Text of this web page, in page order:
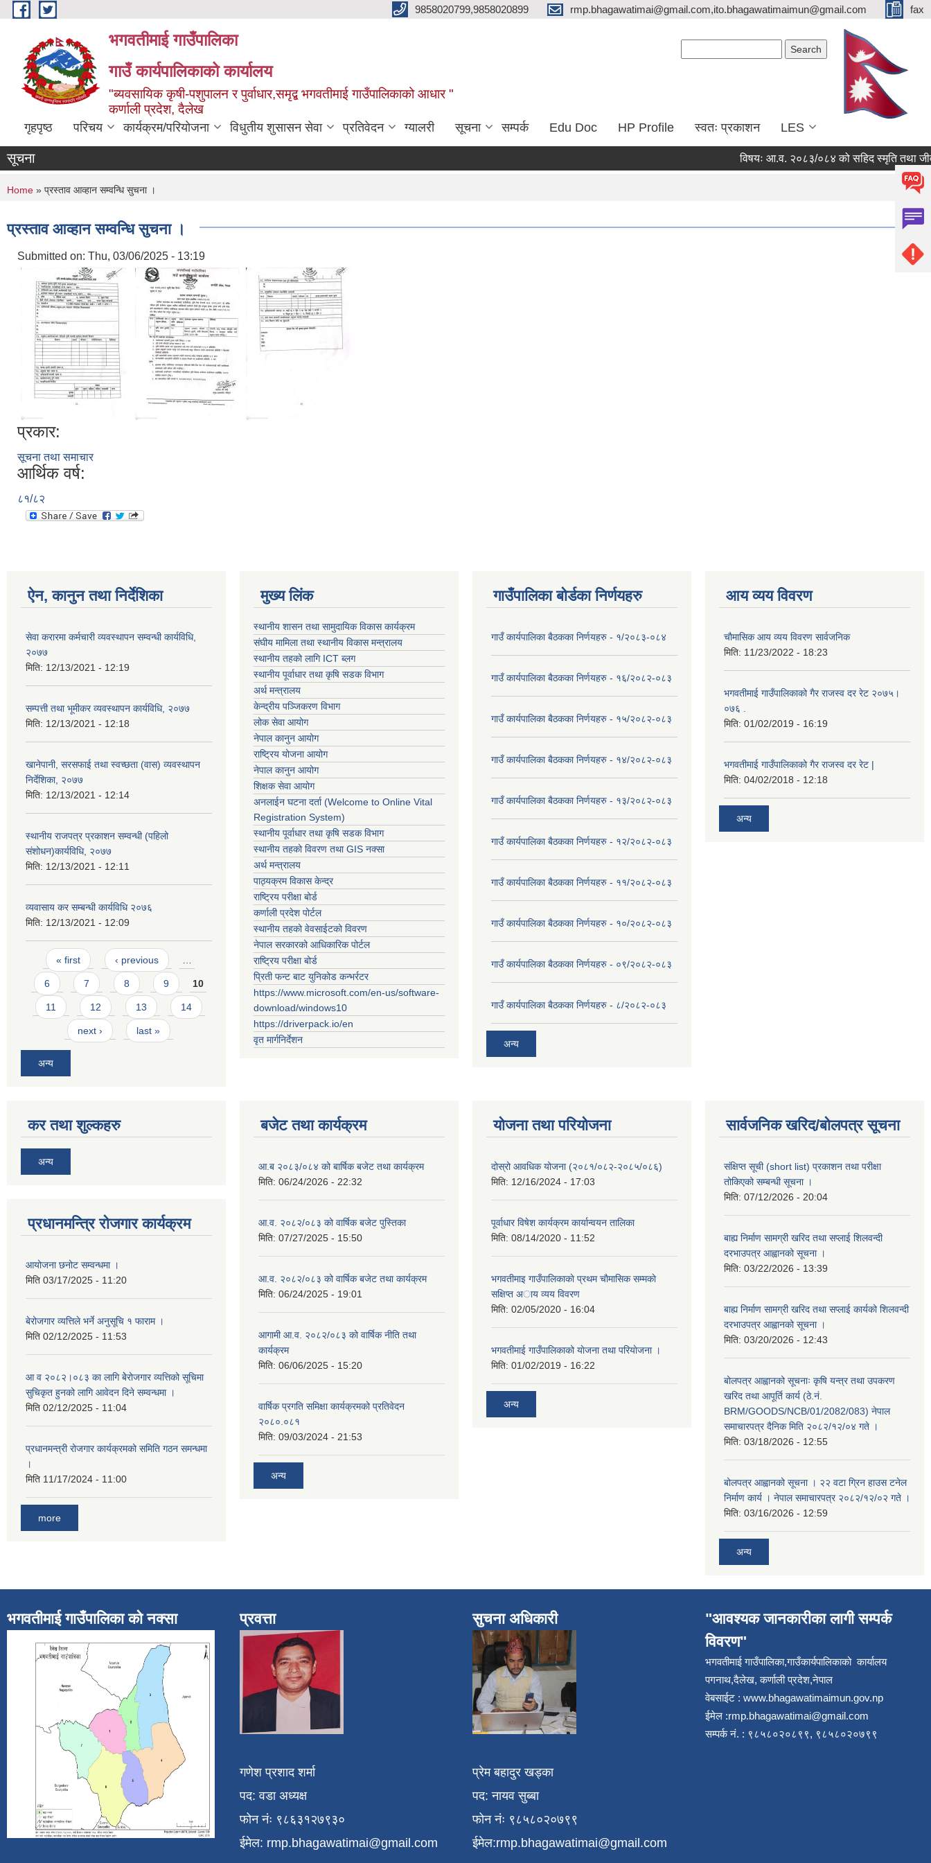
Skip to main content 9858020799,9858020899 rmp.bhagawatimai@gmail.com,ito.bhagawatimaimun@gmail.com fax
भगवतीमाई गाउँपालिका
गाउँ कार्यपालिकाको कार्यालय
"ब्यवसायिक कृषी-पशुपालन र पुर्वाधार,समृद्ब भगवतीमाई गाउँपालिकाको आधार "
कर्णाली प्रदेश, दैलेख
गृहपृष्ठ परिचय कार्यक्रम/परियोजना विधुतीय शुसासन सेवा प्रतिवेदन ग्यालरी सूचना सम्पर्क Edu Doc HP Profile स्वतः प्रकाशन LES
सूचना विषयः आ.व. २०८३/०८४ को सहिद स्मृति तथा जीवन
You are here
Home » प्रस्ताव आव्हान सम्वन्धि सुचना ।
प्रस्ताव आव्हान सम्वन्धि सुचना ।
Submitted on: Thu, 03/06/2025 - 13:19
प्रकार:
सूचना तथा समाचार
आर्थिक वर्ष:
८१/८२
ऐन, कानुन तथा निर्देशिका
सेवा करारमा कर्मचारी व्यवस्थापन सम्वन्धी कार्यविधि,
२०७७
मिति: 12/13/2021 - 12:19
सम्पत्ती तथा भूमीकर व्यवस्थापन कार्यविधि, २०७७
मिति: 12/13/2021 - 12:18
खानेपानी, सरसफाई तथा स्वच्छता (वास) व्यवस्थापन
निर्देशिका, २०७७
मिति: 12/13/2021 - 12:14
स्थानीय राजपत्र प्रकाशन सम्वन्धी (पहिलो
संशोधन)कार्यविधि, २०७७
मिति: 12/13/2021 - 12:11
व्यवासाय कर सम्बन्धी कार्यविधि २०७६
मिति: 12/13/2021 - 12:09
Pages
« first ‹ previous …
6 7 8 9 10
11 12 13 14
next › last »
अन्य
मुख्य लिंक
स्थानीय शासन तथा सामुदायिक विकास कार्यक्रम
संघीय मामिला तथा स्थानीय विकास मन्त्रालय
स्थानीय तहको लागि ICT ब्लग
स्थानीय पूर्वाधार तथा कृषि सडक विभाग
अर्थ मन्त्रालय
केन्द्रीय पञ्जिकरण विभाग
लोक सेवा आयोग
नेपाल कानुन आयोग
राष्ट्रिय योजना आयोग
नेपाल कानुन आयोग
शिक्षक सेवा आयोग
अनलाईन घटना दर्ता (Welcome to Online Vital
Registration System)
स्थानीय पूर्वाधार तथा कृषि सडक विभाग
स्थानीय तहको विवरण तथा GIS नक्सा
अर्थ मन्त्रालय
पाठ्यक्रम विकास केन्द्र
राष्ट्रिय परीक्षा बोर्ड
कर्णाली प्रदेश पोर्टल
स्थानीय तहको वेवसाईटको विवरण
नेपाल सरकारको आधिकारिक पोर्टल
राष्ट्रिय परीक्षा बोर्ड
प्रिती फन्ट बाट युनिकोड कन्भर्रटर
https://www.microsoft.com/en-us/software-
download/windows10
https://driverpack.io/en
वृत मार्गनिर्देशन
गाउँपालिका बोर्डका निर्णयहरु
गाउँ कार्यपालिका बैठकका निर्णयहरु - १/२०८३-०८४
गाउँ कार्यपालिका बैठकका निर्णयहरु - १६/२०८२-०८३
गाउँ कार्यपालिका बैठकका निर्णयहरु - १५/२०८२-०८३
गाउँ कार्यपालिका बैठकका निर्णयहरु - १४/२०८२-०८३
गाउँ कार्यपालिका बैठकका निर्णयहरु - १३/२०८२-०८३
गाउँ कार्यपालिका बैठकका निर्णयहरु - १२/२०८२-०८३
गाउँ कार्यपालिका बैठकका निर्णयहरु - ११/२०८२-०८३
गाउँ कार्यपालिका बैठकका निर्णयहरु - १०/२०८२-०८३
गाउँ कार्यपालिका बैठकका निर्णयहरु - ०९/२०८२-०८३
गाउँ कार्यपालिका बैठकका निर्णयहरु - ८/२०८२-०८३
अन्य
आय व्यय विवरण
चाैमासिक आय व्यय विवरण सार्वजनिक
मिति: 11/23/2022 - 18:23
भगवतीमाई गाउँपालिकाको गैर राजस्व दर रेट २०७५।
०७६ .
मिति: 01/02/2019 - 16:19
भगवतीमाई गाउँपालिकाको गैर राजस्व दर रेट |
मिति: 04/02/2018 - 12:18
अन्य
कर तथा शुल्कहरु
अन्य
प्रधानमन्त्रि रोजगार कार्यक्रम
आयोजना छनोट सम्वन्धमा ।
मिति 03/17/2025 - 11:20
बेरोजगार व्यत्तिले भर्ने अनुसूचि १ फाराम ।
मिति 02/12/2025 - 11:53
आ व २०८२।०८३ का लागि बेेरोजगार व्यत्तिको सूचिमा
सुचिकृत हुनको लागि आवेदन दिने सम्वन्धमा ।
मिति 02/12/2025 - 11:04
प्रधानमन्त्री रोजगार कार्यक्रमको समिति गठन समन्धमा
।
मिति 11/17/2024 - 11:00
more
बजेट तथा कार्यक्रम
आ.ब २०८३/०८४ को बार्षिक बजेट तथा कार्यक्रम
मिति: 06/24/2026 - 22:32
आ.व. २०८२/०८३ को वार्षिक बजेट पुस्तिका
मिति: 07/27/2025 - 15:50
आ.व. २०८२/०८३ को वार्षिक बजेट तथा कार्यक्रम
मिति: 06/24/2025 - 19:01
आगामी आ.व. २०८२/०८३ को वार्षिक नीति तथा
कार्यक्रम
मिति: 06/06/2025 - 15:20
वार्षिक प्रगति समिक्षा कार्यक्रमको प्रतिवेदन
२०८०.०८१
मिति: 09/03/2024 - 21:53
अन्य
योजना तथा परियोजना
दोस्रो आवधिक योजना (२०८१/०८२-२०८५/०८६)
मिति: 12/16/2024 - 17:03
पूर्वाधार विषेश कार्यक्रम कार्यान्वयन तालिका
मिति: 08/14/2020 - 11:52
भगवतीमाइ गाउँपालिकाकाे प्रथम चाैमासिक सम्मकाे
सक्षिप्त अाय व्यय विवरण
मिति: 02/05/2020 - 16:04
भगवतीमाई गाउँपालिकाको याेजना तथा परियाेजना ।
मिति: 01/02/2019 - 16:22
अन्य
सार्वजनिक खरिद/बोलपत्र सूचना
संक्षिप्त सूची (short list) प्रकाशन तथा परीक्षा
तोकिएको सम्बन्धी सूचना ।
मिति: 07/12/2026 - 20:04
बाह्य निर्माण सामग्री खरिद तथा सप्लाई शिलवन्दी
दरभाउपत्र आह्वानको सूचना ।
मिति: 03/22/2026 - 13:39
बाह्य निर्माण सामग्री खरिद तथा सप्लाई कार्यको शिलवन्दी
दरभाउपत्र आह्वानको सूचना ।
मिति: 03/20/2026 - 12:43
बोलपत्र आह्वानको सूचनाः कृषि यन्त्र तथा उपकरण
खरिद तथा आपूर्ति कार्य (ठे.नं.
BRM/GOODS/NCB/01/2082/083) नेपाल
समाचारपत्र दैनिक मिति २०८२/१२/०४ गते ।
मिति: 03/18/2026 - 12:55
बोलपत्र आह्वानको सूचना । २२ वटा ग्रिन हाउस टनेल
निर्माण कार्य । नेपाल समाचारपत्र २०८२/१२/०२ गते ।
मिति: 03/16/2026 - 12:59
अन्य
भगवतीमाई गाउँपालिका को नक्सा प्रवत्ता
गणेश प्रशाद शर्मा
पद: वडा अध्यक्ष
फोन नंः ९८६३१२७९३०
ईमेल: rmp.bhagawatimai@gmail.com
सुचना अधिकारी
प्रेम बहादुर खड्का
पद: नायव सुब्बा
फोन नंः ९८५८०२०७९९
ईमेल:rmp.bhagawatimai@gmail.com
"आवश्यक जानकारीका लागी सम्पर्क
विवरण"
भगवतीमाई गाउँपालिका,गाउँकार्यपालिकाको कार्यालय
पगनाथ,दैलेख, कर्णाली प्रदेश,नेपाल
वेबसाईट : www.bhagawatimaimun.gov.np
ईमेल :rmp.bhagawatimai@gmail.com
सम्पर्क नं. : ९८५८०२०८९९, ९८५८०२०७९९